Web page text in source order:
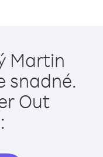
Martin
snadné.
Out